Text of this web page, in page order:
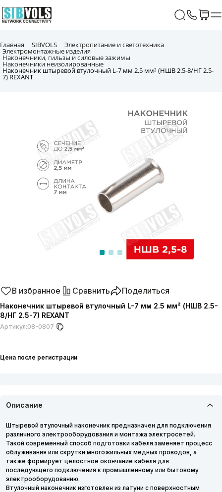
Главная SIBVOLS Электропитание и светотехника
Электромонтажные изделия
Наконечники, гильзы и силовые зажимы
Наконечники неизолированные
Наконечник штыревой втулочный L-7 мм 2.5 мм² (НШВ 2.5-8/НГ 2.5-
7) REXANT
В избранное Сравнить Поделиться
Наконечник штыревой втулочный L-7 мм 2.5 мм² (НШВ 2.5-
8/НГ 2.5-7) REXANT
Артикул:08-0807
Цена после регистрации
Описание
Штыревой втулочный наконечник предназначен для подключения
различного электрооборудования и монтажа электросетей.
Такой современный способ подготовки кабеля заменяет процесс
облуживания или скрутки многожильных медных проводов, а
также формирует целостное окончание кабеля для
последующего подключения к промышленному или бытовому
электрооборудованию.
Втулочный наконечник изготовлен из латуни с поверхностным